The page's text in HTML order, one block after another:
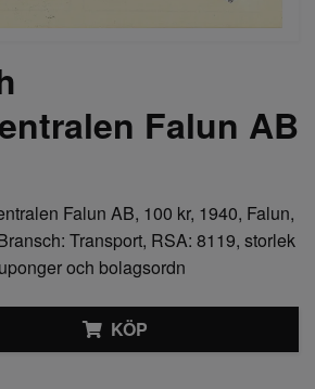
Falun AB
Falun AB, 100 kr, 1940, Falun,
Transport, RSA: 8119, storlek
och bolagsordn
KÖP